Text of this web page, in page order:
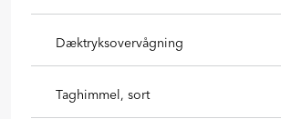
Dæktryksovervågning
Taghimmel, sort